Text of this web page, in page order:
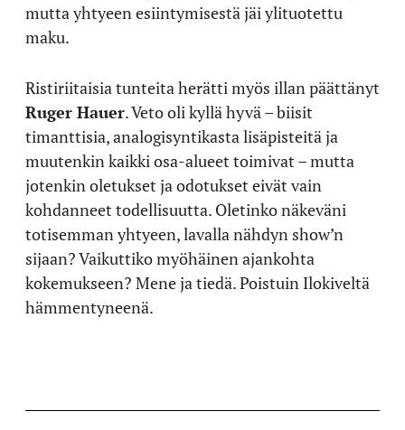
mutta yhtyeen esiintymisestä jäi ylituotettu
maku.
Ristiriitaisia tunteita herätti myös illan päättänyt
Ruger Hauer. Veto oli kyllä hyvä – biisit
timanttisia, analogisyntikasta lisäpisteitä ja
muutenkin kaikki osa-alueet toimivat – mutta
jotenkin oletukset ja odotukset eivät vain
kohdanneet todellisuutta. Oletinko näkeväni
totisemman yhtyeen, lavalla nähdyn show’n
sijaan? Vaikuttiko myöhäinen ajankohta
kokemukseen? Mene ja tiedä. Poistuin Ilokiveltä
hämmentyneenä.